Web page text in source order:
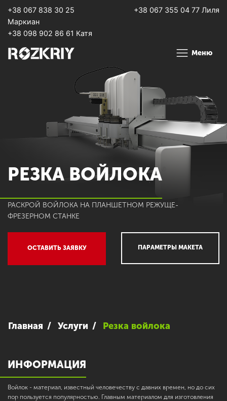
+38 067 838 30 25
Маркиан
+38 067 355 04 77 Лиля
+38 098 902 86 61 Катя
Меню
РЕЗКА ВОЙЛОКА
РАСКРОЙ ВОЙЛОКА НА ПЛАНШЕТНОМ РЕЖУЩЕ-
ФРЕЗЕРНОМ СТАНКЕ
ОСТАВИТЬ ЗАЯВКУ ПАРАМЕТРЫ МАКЕТА
Главная Услуги Резка войлока
ИНФОРМАЦИЯ
Войлок - материал, известный человечеству с давних времен, но до сих
пор пользуется популярностью. Главным материалом для изготовления